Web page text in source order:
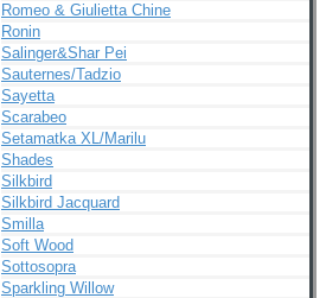
Romeo & Giulietta Chine
Ronin
Salinger&Shar Pei
Sauternes/Tadzio
Sayetta
Scarabeo
Setamatka XL/Marilu
Shades
Silkbird
Silkbird Jacquard
Smilla
Soft Wood
Sottosopra
Sparkling Willow